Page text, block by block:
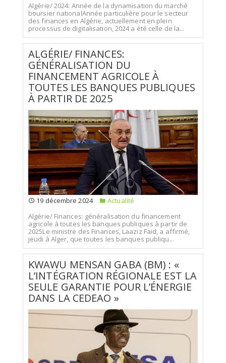
Algérie/ 2024: Année de la dynamisation du marché
boursier nationalAnnée particulière pour le secteur
des finances en Algérie, actuellement en plein
processus de digitalisation, 2024 a été celle de la...
ALGÉRIE/ FINANCES:
GÉNÉRALISATION DU
FINANCEMENT AGRICOLE À
TOUTES LES BANQUES PUBLIQUES
À PARTIR DE 2025
19 décembre 2024
Actualité
Algérie/ Finances: généralisation du financement
agricole à toutes les banques publiques à partir de
2025Le ministre des Finances, Laaziz Faid, a affirmé,
jeudi à Alger, que toutes les banques publiqu...
KWAWU MENSAN GABA (BM) : «
L’INTÉGRATION RÉGIONALE EST LA
SEULE GARANTIE POUR L’ÉNERGIE
DANS LA CEDEAO »